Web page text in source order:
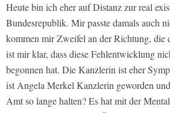
Heute bin ich eher auf Distanz zur real
Bundesrepublik. Mir passte damals auch
kommen mir Zweifel an der Richtung, die
ist mir klar, dass diese Fehlentwicklung
begonnen hat. Die Kanzlerin ist eher
ist Angela Merkel Kanzlerin geworden
Amt so lange halten? Es hat mit der